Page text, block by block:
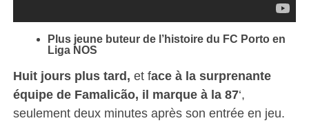
Plus jeune buteur de l’histoire du FC Porto en
Liga NOS
Huit jours plus tard, et face à la surprenante
équipe de Famalicão, il marque à la 87‘,
seulement deux minutes après son entrée en jeu.